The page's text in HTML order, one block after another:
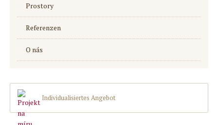
Prostory
Referenzen
O nás
Individualisiertes Angebot